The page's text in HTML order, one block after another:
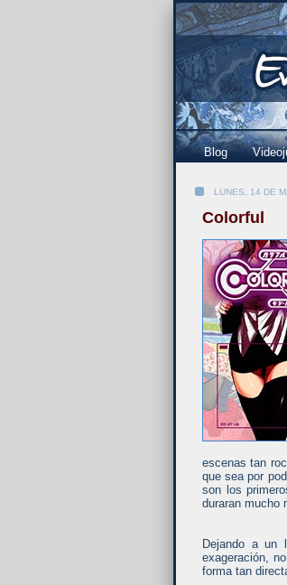
Blog
LUNES, 14 DE
Colorful
escenas tan
que sea por
son los
duraran mucho
Dejando a un
exageración,
forma tan